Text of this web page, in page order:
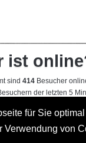
für Sie
Verwendung von
ist
sind 414 Besucher
der letzten 5
Google [Bot]